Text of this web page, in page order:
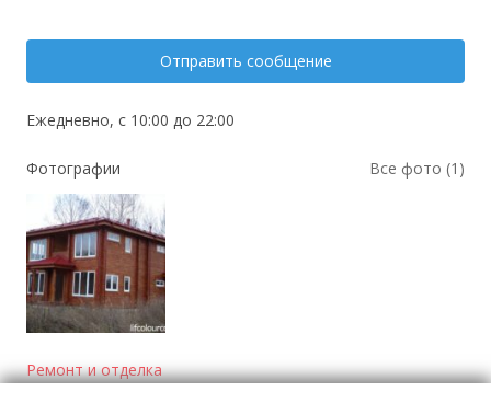
Отправить сообщение
Ежедневно, с 10:00 до 22:00
Фотографии Все фото (1)
Ремонт и отделка